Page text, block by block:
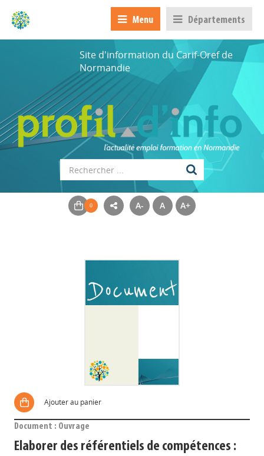
Menu Départements
Site d'information du Carif-Oref de
Normandie
A- A A+
Ajouter au panier
Document : Ouvrage
Elaborer des référentiels de compétences :